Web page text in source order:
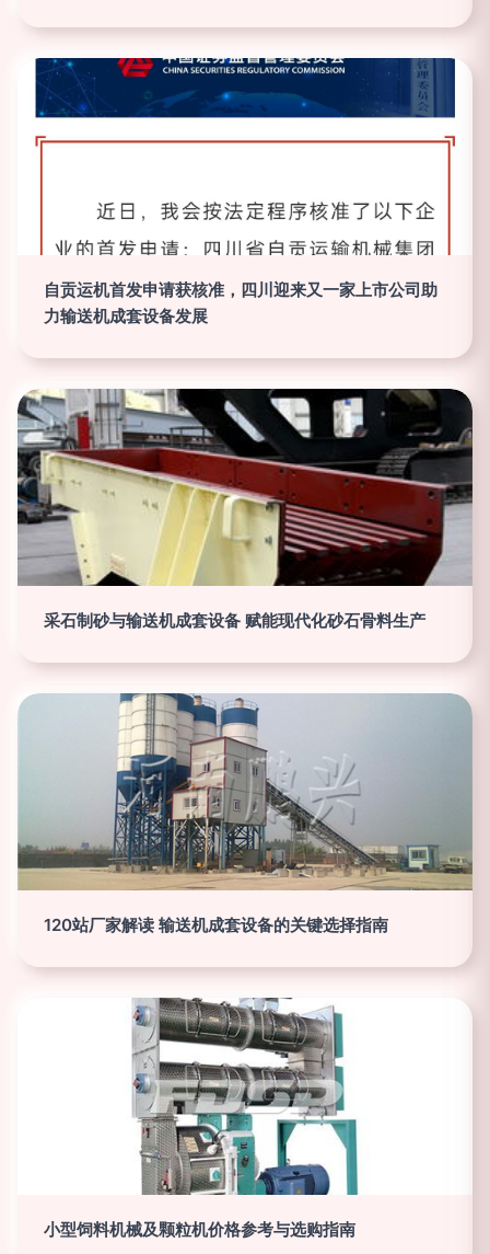
自贡运机首发申请获核准，四川迎来又一家上市公司助
力输送机成套设备发展
采石制砂与输送机成套设备 赋能现代化砂石骨料生产
120站厂家解读 输送机成套设备的关键选择指南
小型饲料机械及颗粒机价格参考与选购指南